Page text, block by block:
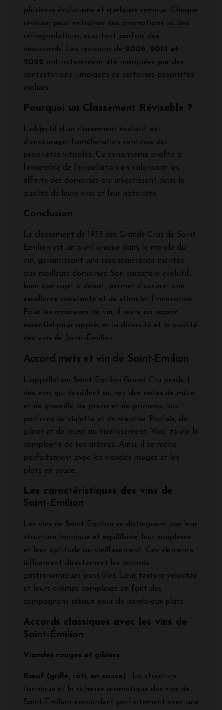
plusieurs évolutions et quelques remous. Chaque
révision peut entraîner des promotions ou des
rétrogradations, suscitant parfois des
désaccords. Les révisions de 2006, 2012 et
2022 ont notamment été marquées par des
contestations juridiques de certaines propriétés
exclues.
Pourquoi un Classement Révisable ?
L’objectif d’un classement évolutif est
d’encourager l’amélioration continue des
propriétés viticoles. Ce dynamisme profite à
l’ensemble de l’appellation en valorisant les
efforts des domaines qui investissent dans la
qualité de leurs vins et leur notoriété.
Conclusion
Le classement de 1955 des Grands Crus de Saint-
Émilion est un outil unique dans le monde du
vin, garantissant une reconnaissance méritée
aux meilleurs domaines. Son caractère évolutif,
bien que sujet à débat, permet d’assurer une
excellence constante et de stimuler l’innovation.
Pour les amateurs de vin, il reste un repère
essentiel pour apprécier la diversité et la qualité
des vins de Saint-Émilion.
Accord mets et vin de Saint-Emilion
L'appellation Saint-Emilion Grand Cru produit
des vins qui dévoilent au nez des notes de mûre
et de groseille, de prune et de pruneau, aux
parfums de violette et de menthe. Parfois, de
gibier et de musc au vieillissement. Voici toute la
complexité de ses arômes. Ainsi, il se marie
parfaitement avec les viandes rouges et les
plats en sauce.
Les caractéristiques des vins de
Saint-Émilion
Les vins de Saint-Émilion se distinguent par leur
structure tannique et équilibrée, leur souplesse
et leur aptitude au vieillissement. Ces éléments
influencent directement les accords
gastronomiques possibles. Leur texture veloutée
et leurs arômes complexes en font des
compagnons idéaux pour de nombreux plats.
Accords classiques avec les vins de
Saint-Émilion
Viandes rouges et gibiers
Bœuf (grillé, rôti, en sauce) : La structure
tannique et la richesse aromatique des vins de
Saint-Émilion s’accordent parfaitement avec une